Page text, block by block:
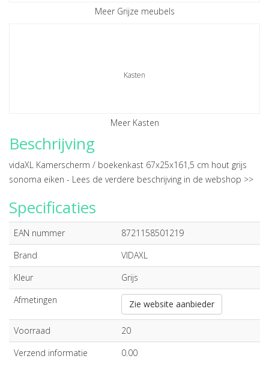
Meer Grijze meubels
Kasten
Meer Kasten
Beschrijving
vidaXL Kamerscherm / boekenkast 67x25x161,5 cm hout grijs
sonoma eiken - Lees de verdere beschrijving in de webshop >>
Specificaties
EAN nummer
8721158501219
Brand
VIDAXL
Kleur
Grijs
Afmetingen
Zie website aanbieder
Voorraad
20
Verzend informatie
0.00